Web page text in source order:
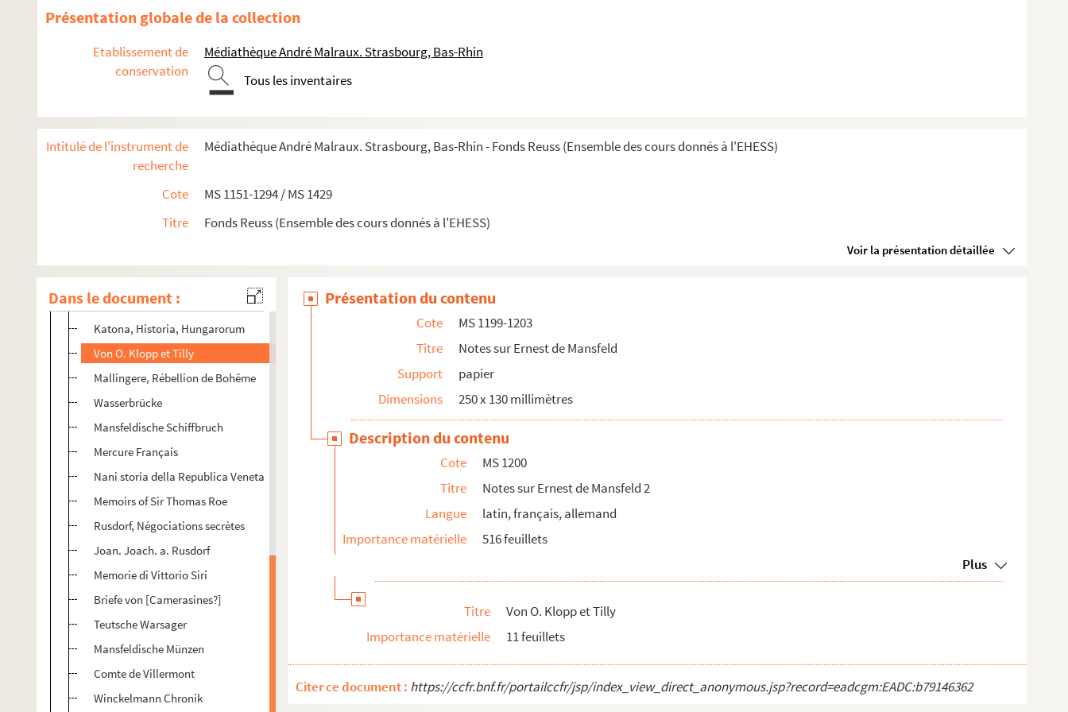
Présentation globale de la collection
Etablissement de
conservation
Médiathèque André Malraux. Strasbourg, Bas-Rhin
Tous les inventaires
Intitulé de l'instrument de
recherche
Médiathèque André Malraux. Strasbourg, Bas-Rhin - Fonds Reuss (Ensemble des cours donnés à l'EHESS)
Cote
MS 1151-1294 / MS 1429
Titre
Fonds Reuss (Ensemble des cours donnés à l'EHESS)
Voir la présentation détaillée
Dans le document :
MS 1199. Notes sur Ernest de Mansfeld 1
MS 1200. Notes sur Ernest de Mansfeld 2
Artzreiter, Annales Boïcae Francfort
Ambassage du duc d'Angoulême en Allemagne
Bericht über of Mansfeld Leben und Tod
Hugo Hermann
Hunter Ferdinand
Katona, Historia, Hungarorum
Von O. Klopp et Tilly
Mallingere, Rébellion de Bohême
Wasserbrücke
Mansfeldische Schiffbruch
Mercure Français
Nani storia della Republica Veneta
Memoirs of Sir Thomas Roe
Rusdorf, Négociations secrètes
Joan. Joach. a. Rusdorf
Memorie di Vittorio Siri
Briefe von [Camerasines?]
Teutsche Warsager
Mansfeldische Münzen
Comte de Villermont
Winckelmann Chronik
Présentation du contenu
Cote
MS 1199-1203
Titre
Notes sur Ernest de Mansfeld
Support
papier
Dimensions
250 x 130 millimètres
Description du contenu
Cote
MS 1200
Titre
Notes sur Ernest de Mansfeld 2
Langue
latin, français, allemand
Importance matérielle
516 feuillets
Plus
Titre
Von O. Klopp et Tilly
Importance matérielle
11 feuillets
Citer ce document : https://ccfr.bnf.fr/portailccfr/jsp/index_view_direct_anonymous.jsp?record=eadcgm:EADC:b79146362